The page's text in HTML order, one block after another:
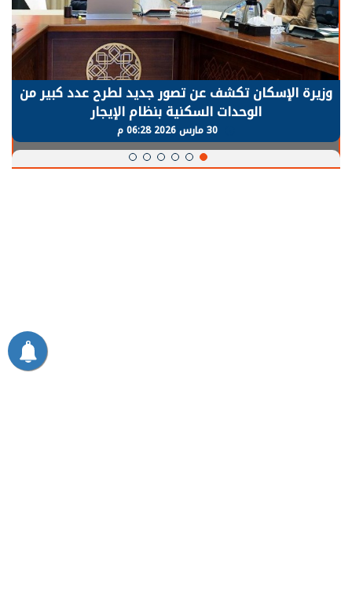
وزيرة الإسكان تكشف عن تصور جديد لطرح عدد كبير من
الوحدات السكنية بنظام الإيجار